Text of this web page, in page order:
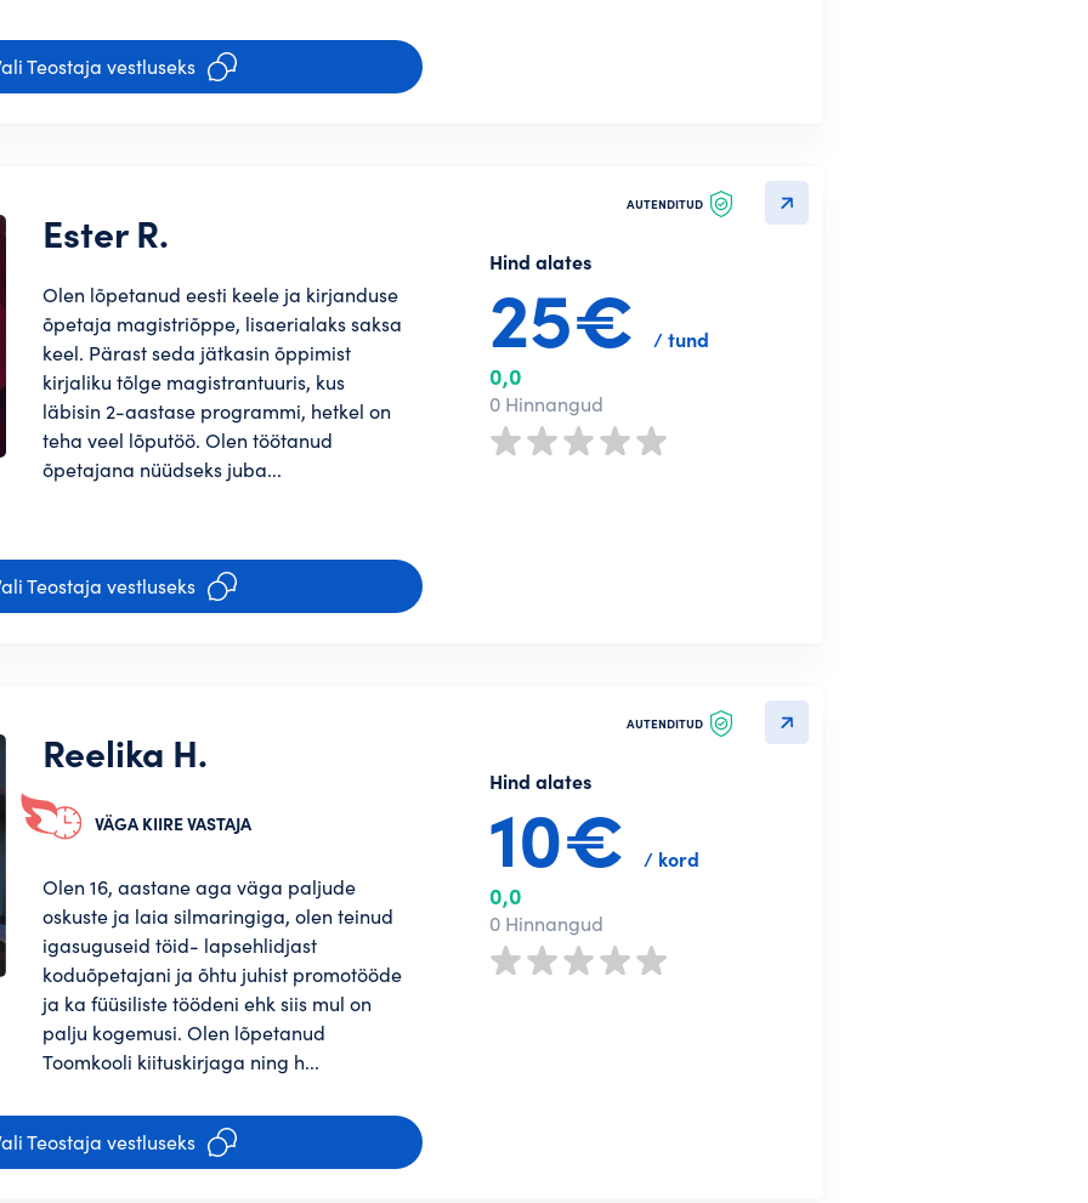
Teostaja vestluseks
AUTENDITUD
Ester R.
Olen lõpetanud eesti keele ja kirjanduse
õpetaja magistriõppe, lisaerialaks saksa
keel. Pärast seda jätkasin õppimist
kirjaliku tõlge magistrantuuris, kus
läbisin 2-aastase programmi, hetkel on
teha veel lõputöö. Olen töötanud
õpetajana nüüdseks juba...
Teostaja vestluseks
Hind alates
25€ / tund
0,0
0 Hinnangud
AUTENDITUD
Reelika H.
VÄGA KIIRE VASTAJA
Olen 16, aastane aga väga paljude
oskuste ja laia silmaringiga, olen teinud
igasuguseid töid- lapsehlidjast
koduõpetajani ja õhtu juhist promotööde
ja ka füüsiliste töödeni ehk siis mul on
palju kogemusi. Olen lõpetanud
Toomkooli kiituskirjaga ning h...
Teostaja vestluseks
Hind alates
10€ / kord
0,0
0 Hinnangud
parooli?
Registreeru LinkedIn kaudu
Registreeru e-posti aadressiga
jaPrivaatsuspoliitika*
Teostaja profiili. Mida terviklikum
soovivad Tellijad Sinuga
kokkulepetele suurepäraste